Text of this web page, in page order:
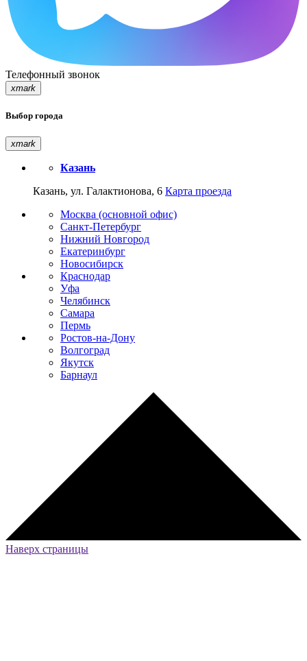
Телефонный звонок
xmark
Выбор города
xmark
Казань
Казань, ул. Галактионова, 6 Карта проезда
Москва (основной офис)
Санкт-Петербург
Нижний Новгород
Екатеринбург
Новосибирск
Краснодар
Уфа
Челябинск
Самара
Пермь
Ростов-на-Дону
Волгоград
Якутск
Барнаул
Наверх страницы